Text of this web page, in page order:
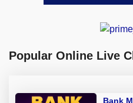
Popular Online Live
Bank